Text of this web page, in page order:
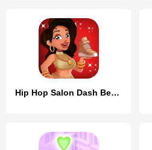
Hip Hop Salon Dash Beauty Game